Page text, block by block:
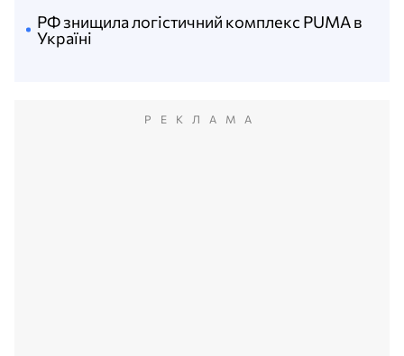
РФ знищила логістичний комплекс PUMA в
Україні
РЕКЛАМА